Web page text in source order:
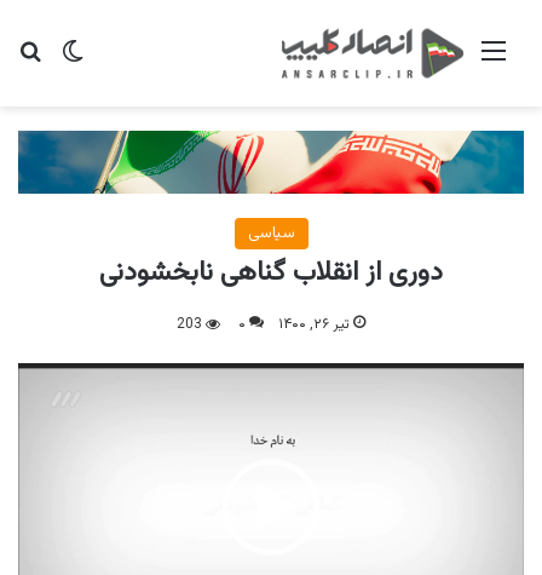
تغییر منو
سیاسی
دوری از انقلاب گناهی نابخشودنی
تیر ۲۶, ۱۴۰۰ ۰ 203
نمایشگر